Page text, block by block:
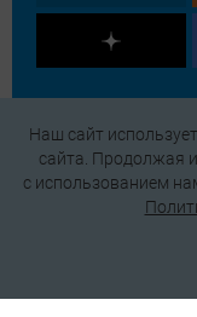
Наш сайт
сайта. Продолжая
c использованием